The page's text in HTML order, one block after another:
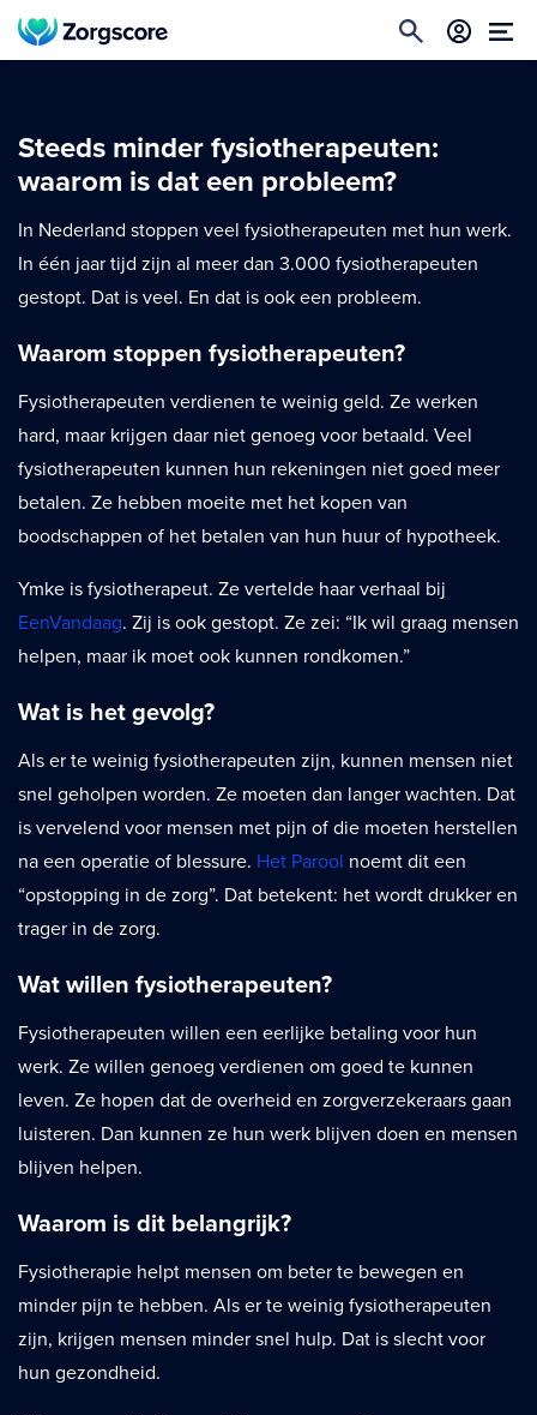
Steeds minder fysiotherapeuten:
waarom is dat een probleem?
In Nederland stoppen veel fysiotherapeuten met hun werk.
In één jaar tijd zijn al meer dan 3.000 fysiotherapeuten
gestopt. Dat is veel. En dat is ook een probleem.
Waarom stoppen fysiotherapeuten?
Fysiotherapeuten verdienen te weinig geld. Ze werken
hard, maar krijgen daar niet genoeg voor betaald. Veel
fysiotherapeuten kunnen hun rekeningen niet goed meer
betalen. Ze hebben moeite met het kopen van
boodschappen of het betalen van hun huur of hypotheek.
Ymke is fysiotherapeut. Ze vertelde haar verhaal bij
EenVandaag. Zij is ook gestopt. Ze zei: “Ik wil graag mensen
helpen, maar ik moet ook kunnen rondkomen.”
Wat is het gevolg?
Als er te weinig fysiotherapeuten zijn, kunnen mensen niet
snel geholpen worden. Ze moeten dan langer wachten. Dat
is vervelend voor mensen met pijn of die moeten herstellen
na een operatie of blessure. Het Parool noemt dit een
“opstopping in de zorg”. Dat betekent: het wordt drukker en
trager in de zorg.
Wat willen fysiotherapeuten?
Fysiotherapeuten willen een eerlijke betaling voor hun
werk. Ze willen genoeg verdienen om goed te kunnen
leven. Ze hopen dat de overheid en zorgverzekeraars gaan
luisteren. Dan kunnen ze hun werk blijven doen en mensen
blijven helpen.
Waarom is dit belangrijk?
Fysiotherapie helpt mensen om beter te bewegen en
minder pijn te hebben. Als er te weinig fysiotherapeuten
zijn, krijgen mensen minder snel hulp. Dat is slecht voor
hun gezondheid.